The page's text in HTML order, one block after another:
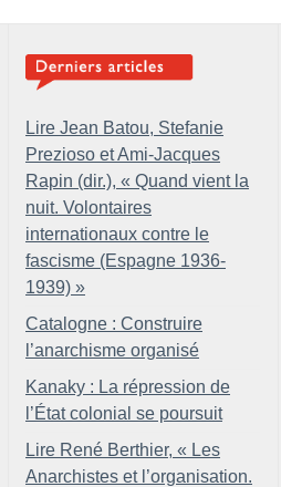
Lire Jean Batou, Stefanie
Prezioso et Ami-Jacques
Rapin (dir.), « Quand vient la
nuit. Volontaires
internationaux contre le
fascisme (Espagne 1936-
1939) »
Catalogne : Construire
l’anarchisme organisé
Kanaky : La répression de
l’État colonial se poursuit
Lire René Berthier, « Les
Anarchistes et l’organisation.